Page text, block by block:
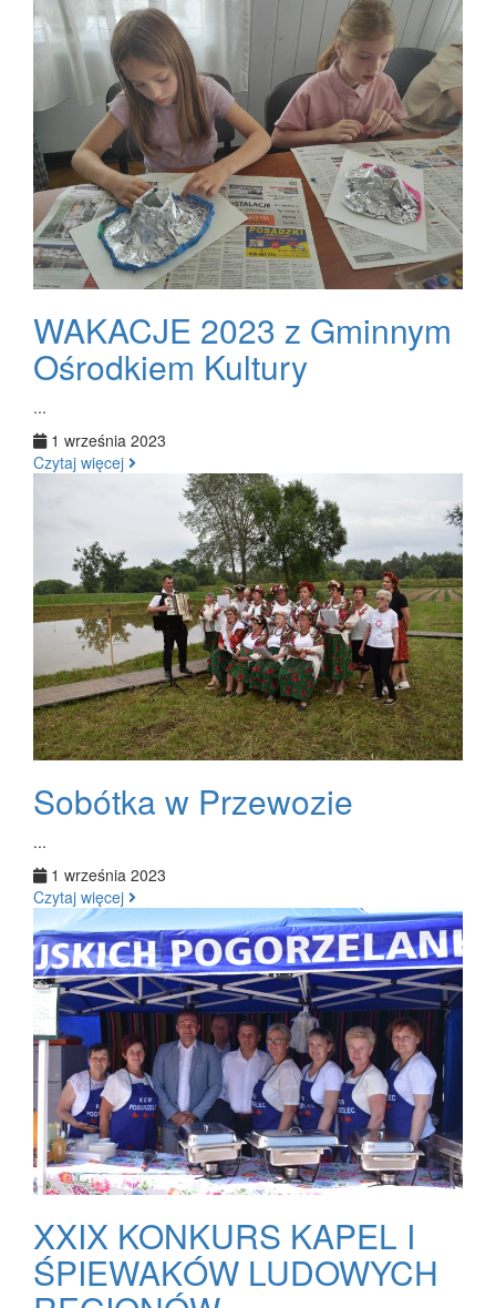
WAKACJE 2023 z Gminnym
Ośrodkiem Kultury
...
1 września 2023
Czytaj więcej
Sobótka w Przewozie
...
1 września 2023
Czytaj więcej
XXIX KONKURS KAPEL I
ŚPIEWAKÓW LUDOWYCH